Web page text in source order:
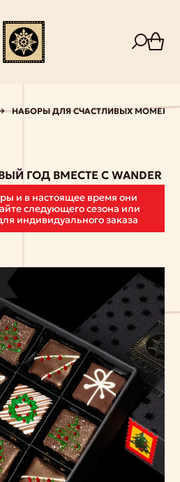
НАБОРЫ ДЛЯ СЧАСТЛИВЫХ
ГОД ВМЕСТЕ С WАNDER
и в настоящее время они
следующего сезона или
индивидуального заказа